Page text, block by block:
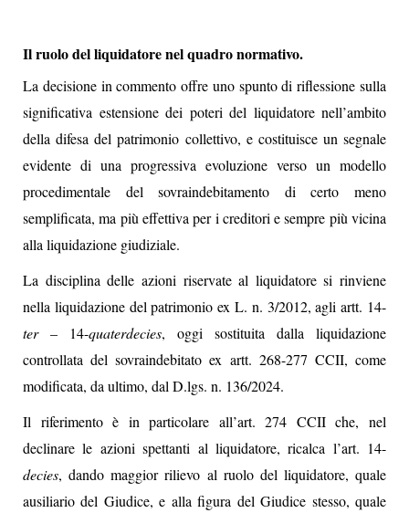
Il ruolo del liquidatore nel quadro normativo.
La decisione in commento offre uno spunto di riflessione sulla
significativa estensione dei poteri del liquidatore nell’ambito
della difesa del patrimonio collettivo, e costituisce un segnale
evidente di una progressiva evoluzione verso un modello
procedimentale del sovraindebitamento di certo meno
semplificata, ma più effettiva per i creditori e sempre più vicina
alla liquidazione giudiziale.
La disciplina delle azioni riservate al liquidatore si rinviene
nella liquidazione del patrimonio ex L. n. 3/2012, agli artt. 14-
ter– 14-quaterdecies, oggi sostituita dalla liquidazione
controllata del sovraindebitato ex artt. 268-277 CCII, come
modificata, da ultimo, dal D.lgs. n. 136/2024.
Il riferimento è in particolare all’art. 274 CCII che, nel
declinare le azioni spettanti al liquidatore, ricalca l’art. 14-
decies, dando maggior rilievo al ruolo del liquidatore, quale
ausiliario del Giudice, e alla figura del Giudice stesso, quale